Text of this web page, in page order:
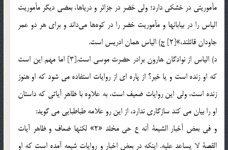
مأموريتي در خشكي دارد؛ ولي خضر در جزائر و درياها، بعضي ديگر مأموريت
الياس را در بيابانها و مأموريت خضر را در كوه‌ها مي‌داند و براي هر دو عمر
جاودان قائلند،»[2] ج) الياس همان ادریس است.
د) الیاس از نوادگان هارون برادر حضرت موسی است.[3] اما مهم این است
که او زنده است و یا خیر؟ از پاره ای از روایات استفاده می شود که او هنوز
زنده است، ولی این روایات ضعیف است، به علاوه با ظاهر آیاتی که داستان
او را بیان می کند سازگاری ندارد، از این رو علامه طباطبایی می گوید:
و في بعض أخبار الشيعة أنه ع حي مخلد «2» لكنها ضعاف و ظاهر آيات
القصة لا يساعد عليه. اينكه در بعض اخبار و روایات شیعه آمده است که او